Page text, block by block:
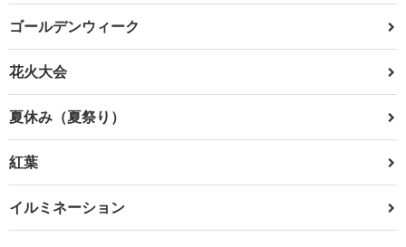
ゴールデンウィーク
花火大会
夏休み（夏祭り）
紅葉
イルミネーション